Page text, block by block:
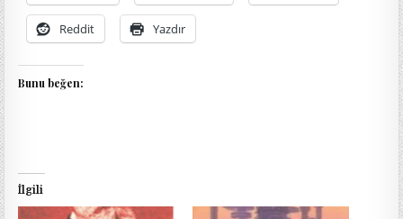
Reddit Yazdır
Bunu beğen:
İlgili